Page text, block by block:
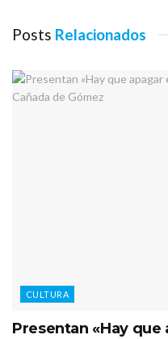
Posts Relacionados
CULTURA
Presentan «Hay